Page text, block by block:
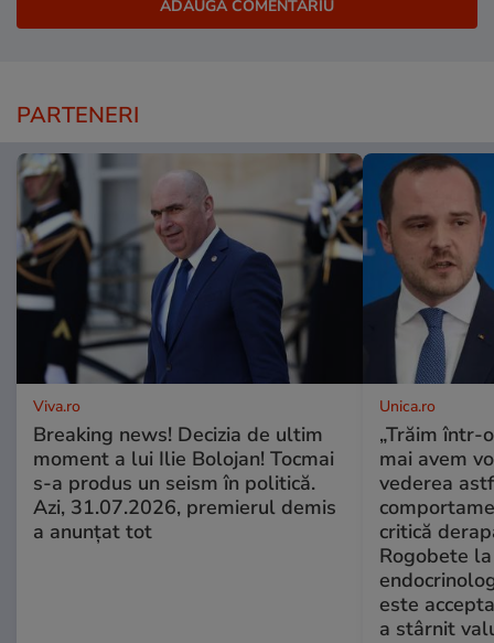
PARTENERI
Viva.ro
Breaking news! Decizia de ultim
moment a lui Ilie Bolojan! Tocmai
s-a produs un seism în politică.
Azi, 31.07.2026, premierul demis
a anunțat tot
Unica.ro
„Trăim într-
mai avem
vederea
critică
Rogobete
este
a stârnit